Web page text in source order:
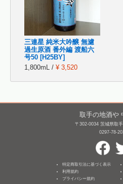
三連星 純米大吟醸 無濾
過生原酒 番外編 渡船六
号50 [H25BY]
1,800mL / ¥ 3,520
取手の地酒や
〒302-0034 茨城県取
0297-78-
特定商取引法に基づく表示
利用規約
プライバシー規約